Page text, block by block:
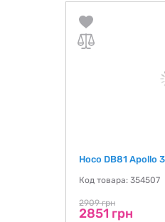
Hoco DB81 Apollo
Код товара: 354507
2909 грн
2851 грн